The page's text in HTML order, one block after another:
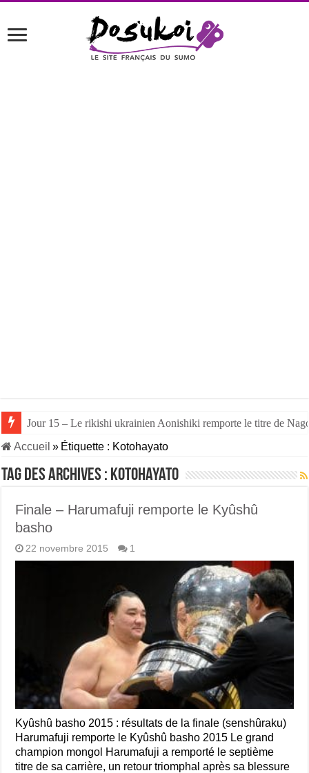
Jour 15 – Le rikishi ukrainien Aonishiki remporte le titre de
Accueil » Étiquette : Kotohayato
Tag des archives : Kotohayato
Finale – Harumafuji remporte le Kyûshû
basho
22 novembre 2015 1
Kyûshû basho 2015 : résultats de la finale (senshûraku)
Harumafuji remporte le Kyûshû basho 2015 Le grand
champion mongol Harumafuji a remporté le septième
titre de sa carrière, un retour triomphal après sa blessure